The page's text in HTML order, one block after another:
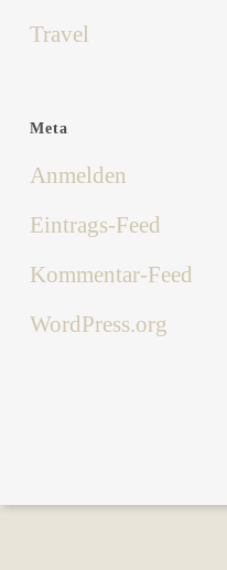
Travel
Meta
Anmelden
Eintrags-Feed
Kommentar-Feed
WordPress.org